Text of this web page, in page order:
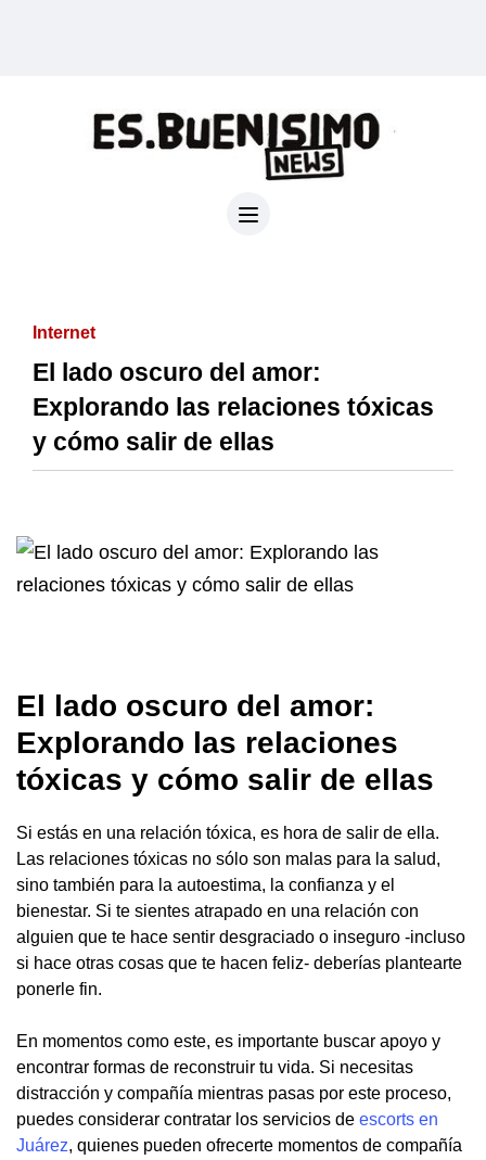
Internet
El lado oscuro del amor:
Explorando las relaciones tóxicas
y cómo salir de ellas
El lado oscuro del amor:
Explorando las relaciones
tóxicas y cómo salir de ellas
Si estás en una relación tóxica, es hora de salir de ella.
Las relaciones tóxicas no sólo son malas para la salud,
sino también para la autoestima, la confianza y el
bienestar. Si te sientes atrapado en una relación con
alguien que te hace sentir desgraciado o inseguro -incluso
si hace otras cosas que te hacen feliz- deberías plantearte
ponerle fin.
En momentos como este, es importante buscar apoyo y
encontrar formas de reconstruir tu vida. Si necesitas
distracción y compañía mientras pasas por este proceso,
puedes considerar contratar los servicios de escorts en
Juárez, quienes pueden ofrecerte momentos de compañía